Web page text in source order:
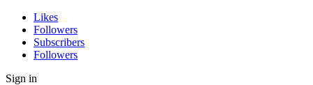
Likes
Followers
Subscribers
Followers
Sign in